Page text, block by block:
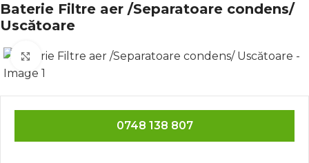
Baterie Filtre aer /Separatoare condens/
Uscătoare
Click to enlarge
0748 138 807